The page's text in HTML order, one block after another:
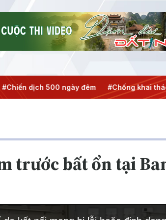
đêm #Chống khai thác IUU #Căng
trước bất ổn tại